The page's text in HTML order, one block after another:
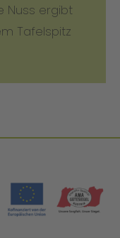
Nuss ergibt
Tafelspitz